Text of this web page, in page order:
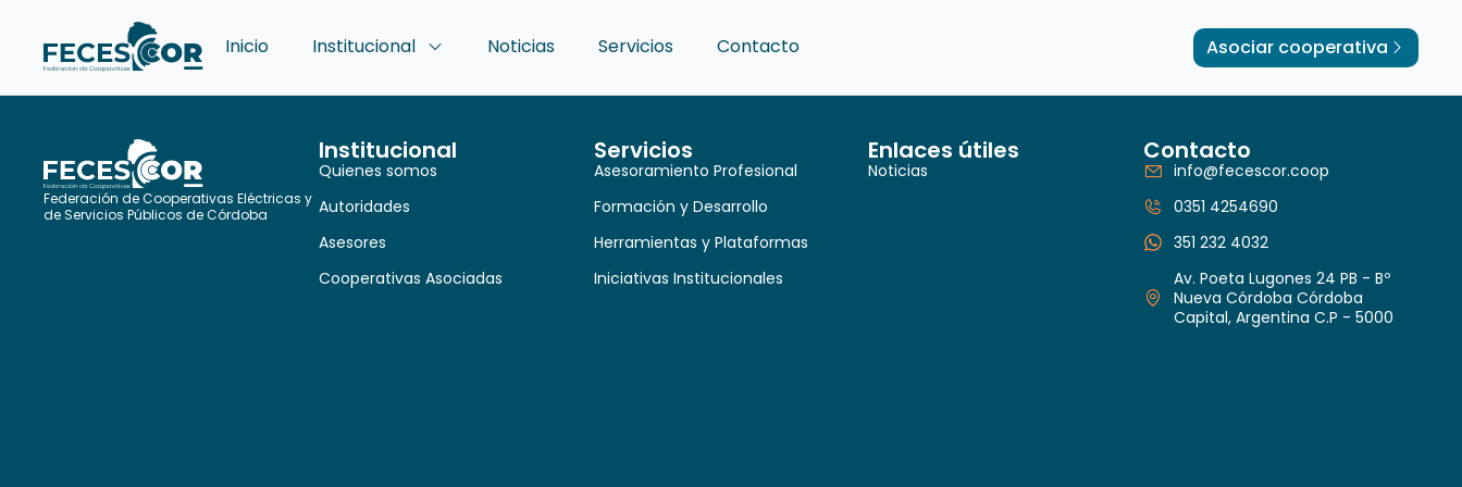
Inicio Institucional Noticias Servicios Contacto Asociar cooperativa
Federación de Cooperativas Eléctricas y
de Servicios Públicos de Córdoba
Institucional
Quienes somos
Autoridades
Asesores
Cooperativas Asociadas
Servicios
Asesoramiento Profesional
Formación y Desarrollo
Herramientas y Plataformas
Iniciativas Institucionales
Enlaces útiles
Noticias
Contacto
info@fecescor.coop
0351 4254690
351 232 4032
Av. Poeta Lugones 24 PB - Bº
Nueva Córdoba Córdoba
Capital, Argentina C.P - 5000